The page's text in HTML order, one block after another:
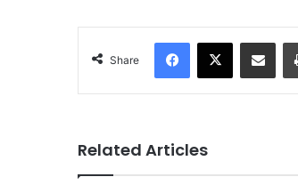
Share
Related Articles